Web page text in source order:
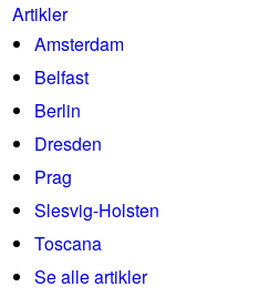
Artikler
Amsterdam
Belfast
Berlin
Dresden
Prag
Slesvig-Holsten
Toscana
Se alle artikler